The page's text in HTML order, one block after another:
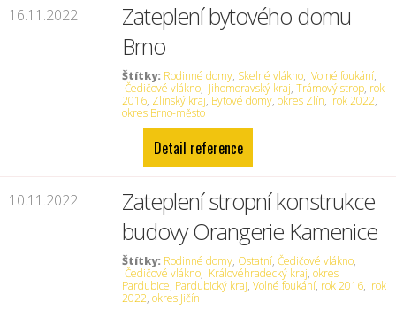
16.11.2022
Zateplení bytového domu
Brno
Štítky: Rodinné domy, Skelné vlákno, Volné foukání,
Čedičové vlákno, Jihomoravský kraj,Trámový strop, rok
2016, Zlínský kraj, Bytové domy,okres Zlín, rok 2022,
okres Brno-město
Detail reference
10.11.2022
Zateplení stropní konstrukce
budovy Orangerie Kamenice
Štítky: Rodinné domy, Ostatní,Čedičové vlákno,
Čedičové vlákno, Královéhradecký kraj,okres
Pardubice, Pardubický kraj,Volné foukání, rok 2016, rok
2022,okres Jičín